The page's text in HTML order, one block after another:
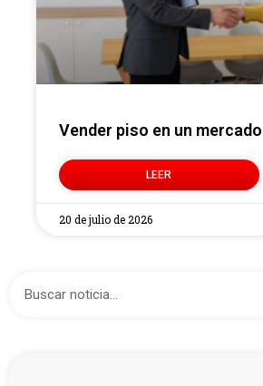
Vender piso en un
LEER
20 de julio de 2026